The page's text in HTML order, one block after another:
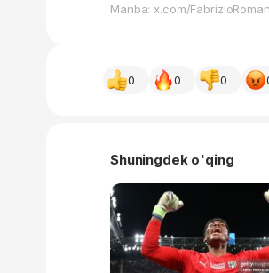
Manba: x.com/
0 0 0
Shuningdek o'qing